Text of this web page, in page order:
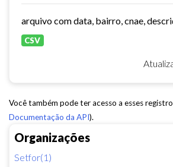
Organizações
Setfor(1)
CSV
Você também pode ter acesso a esses
Documentação da API).